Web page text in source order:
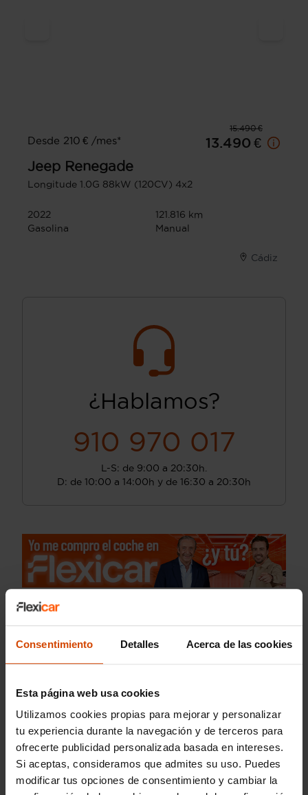
Consentimiento Detalles Acerca de las cookies
Esta página web usa cookies
Utilizamos cookies propias para mejorar y personalizar
tu experiencia durante la navegación y de terceros para
ofrecerte publicidad personalizada basada en intereses.
Si aceptas, consideramos que admites su uso. Puedes
modificar tus opciones de consentimiento y cambiar la
15.490 €
Desde 210 € /mes*
13.490 €
Jeep Renegade
Longitude 1.0G 88kW (120CV) 4x2
2022
121.816 km
Gasolina
Manual
Cádiz
¿Hablamos?
910 970 017
L-S: de 9:00 a 20:30h.
D: de 10:00 a 14:00h y de 16:30 a 20:30h